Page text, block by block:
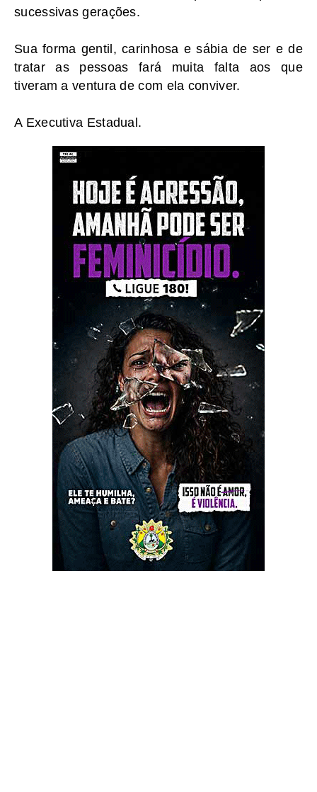
sucessivas gerações.
Sua forma gentil, carinhosa e sábia de ser e de
tratar as pessoas fará muita falta aos que
tiveram a ventura de com ela conviver.
A Executiva Estadual.